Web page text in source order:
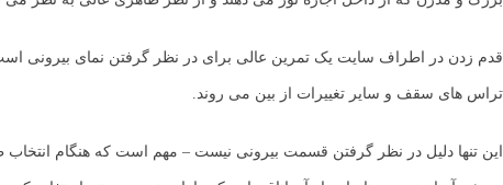
قدم زدن در اطراف سایت یک تمرین عالی برای در نظر گرفتن نمای بیرونی
تراس های سقف و سایر تغییرات از بین می روند.
این تنها دلیل در نظر گرفتن قسمت بیرونی نیست – مهم است که هنگام انتخاب